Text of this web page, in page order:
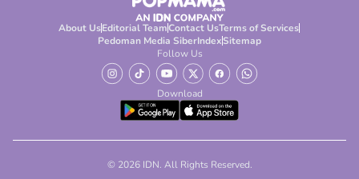
About UsEditorial TeamContact UsTerms of Services
Pedoman Media SiberIndexSitemap
Follow Us
Download
© 2026 IDN. All Rights Reserved.